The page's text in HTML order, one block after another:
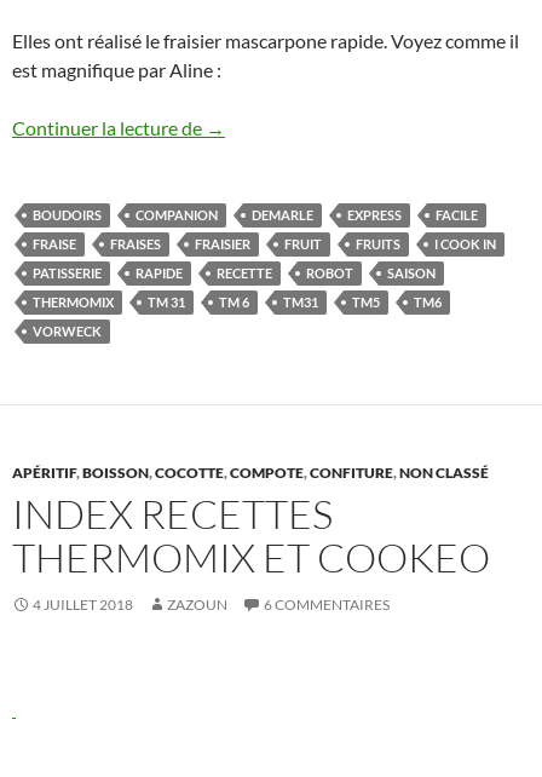
Elles ont réalisé le fraisier mascarpone rapide. Voyez comme il
est magnifique par Aline :
Continuer la lecture de Mise à l’honneur du fraisier express par
→
BOUDOIRS COMPANION DEMARLE EXPRESS
FACILE
FRAISE
FRAISES FRAISIER FRUIT FRUITS
I COOK IN
PATISSERIE
RAPIDE RECETTE ROBOT
SAISON
THERMOMIX
TM 31 TM 6 TM31 TM5
TM6
VORWECK
APÉRITIF,BOISSON,COCOTTE,COMPOTE,CONFITURE,NON CLASSÉ
INDEX RECETTES
THERMOMIX ET COOKEO
4 JUILLET 2018 ZAZOUN 6 COMMENTAIRES